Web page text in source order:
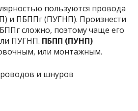
пользуются провода
и ПБППг (ПУГНП). Произнести
сложно, поэтому чаще его
ПУГНП. ПБПП (ПУНП)
или монтажным.